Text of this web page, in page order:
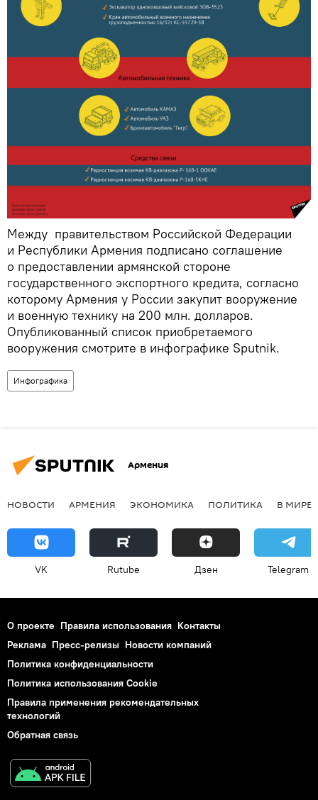
Между правительством Российской Федерации
и Республики Армения подписано соглашение
о предоставлении армянской стороне
государственного экспортного кредита, согласно
которому Армения у России закупит вооружение
и военную технику на 200 млн. долларов.
Опубликованный список приобретаемого
вооружения смотрите в инфографике Sputnik.
Инфографика
Армения
НОВОСТИ АРМЕНИЯ ЭКОНОМИКА ПОЛИТИКА В МИРЕ
VK Rutube Дзен Telegram
О проекте Правила использования Контакты
Реклама Пресс-релизы Новости компаний
Политика конфиденциальности
Политика использования Cookie
Правила применения рекомендательных
технологий
Обратная связь